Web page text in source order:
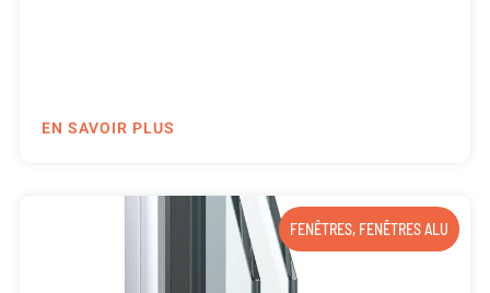
EN SAVOIR PLUS
FENÊTRES, FENÊTRES ALU